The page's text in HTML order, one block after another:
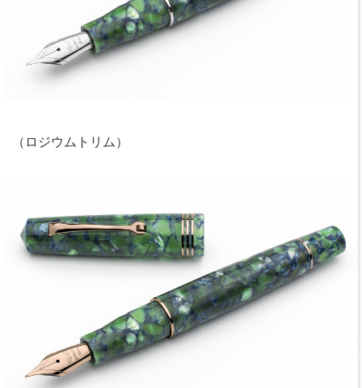
（ロジウムトリム）